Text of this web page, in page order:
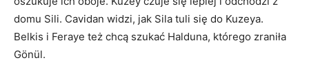
domu Sili. Cavidan widzi, jak Sila tuli się do Kuzeya.
Belkis i Feraye też chcą szukać Halduna, którego zraniła
Gönül.